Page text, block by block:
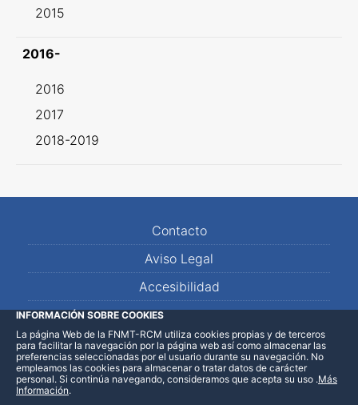
2015
2016-
2016
2017
2018-2019
Contacto
Aviso Legal
Accesibilidad
Mapa Web
INFORMACIÓN SOBRE COOKIES
La página Web de la FNMT-RCM utiliza cookies propias y de terceros
para facilitar la navegación por la página web así como almacenar las
preferencias seleccionadas por el usuario durante su navegación. No
empleamos las cookies para almacenar o tratar datos de carácter
personal. Si continúa navegando, consideramos que acepta su uso .Más
Información.